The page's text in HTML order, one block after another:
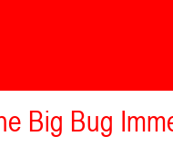
Big Bug